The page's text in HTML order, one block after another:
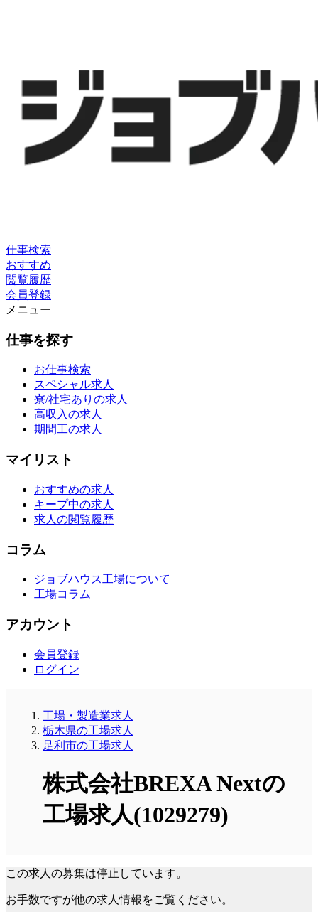
仕事検索
おすすめ
閲覧履歴
会員登録
メニュー
仕事を探す
お仕事検索
スペシャル求人
寮/社宅ありの求人
高収入の求人
期間工の求人
マイリスト
おすすめの求人
キープ中の求人
求人の閲覧履歴
コラム
ジョブハウス工場について
工場コラム
アカウント
会員登録
ログイン
工場・製造業求人
栃木県の工場求人
足利市の工場求人
株式会社BREXA Nextの
工場求人(1029279)
この求人の募集は停止しています。
お手数ですが他の求人情報をご覧ください。